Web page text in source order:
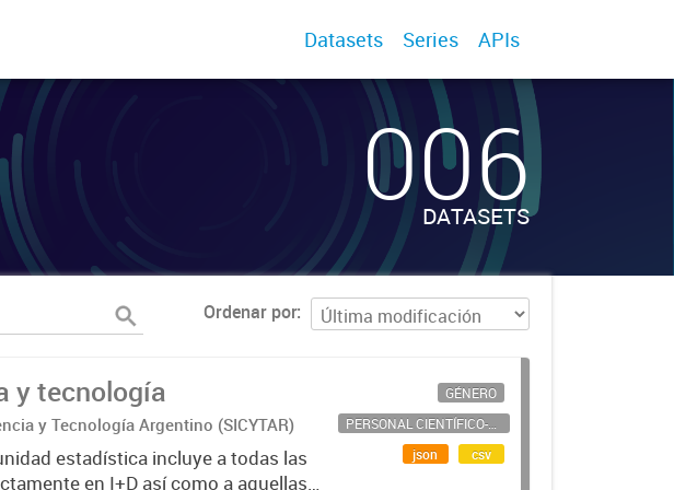
Datasets Series APIs
006
DATASETS
Ordenar por
y tecnología
y Tecnología Argentino (SICYTAR)
estadística incluye a todas las
en I+D así como a aquellas
GÉNERO
PERSONAL CIENTÍFICO-TECNOLÓGICO
json
csv